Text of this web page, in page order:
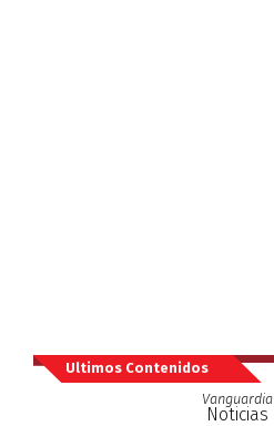
Ultimos Contenidos
Vanguardia
Noticias